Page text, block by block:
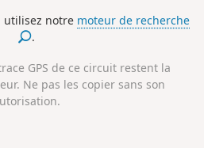
pittoresques ponctueront votre
utilisez notre moteur de recherche
.
GPS de ce circuit restent la
Ne pas les copier sans son